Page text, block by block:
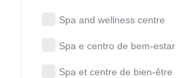
Spa and wellness centre
Spa e centro de bem-estar
Spa et centre de bien-être